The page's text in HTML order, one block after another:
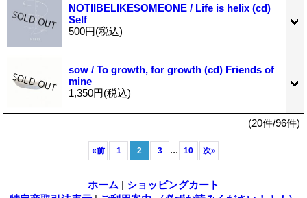
NOTIIBELIKESOMEONE / Life is helix (cd)
Self
500円(税込)
sow / To growth, for growth (cd) Friends of
mine
1,350円(税込)
(20件/96件)
«前 1 2 3 ... 10 次»
ホーム | ショッピングカート